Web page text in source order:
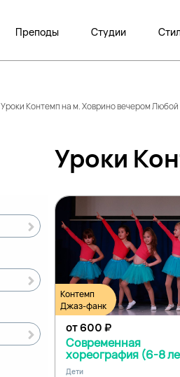
Преподы Студии
Уроки Контемп на м. Ховрино вечером
Уроки
Контемп
Джаз-фанк
от 600₽
Современная
хореография (6-8
Дети